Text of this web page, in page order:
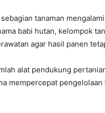
tanaman
babi hutan, kelompok
agar hasil panen
alat pendukung
mempercepat